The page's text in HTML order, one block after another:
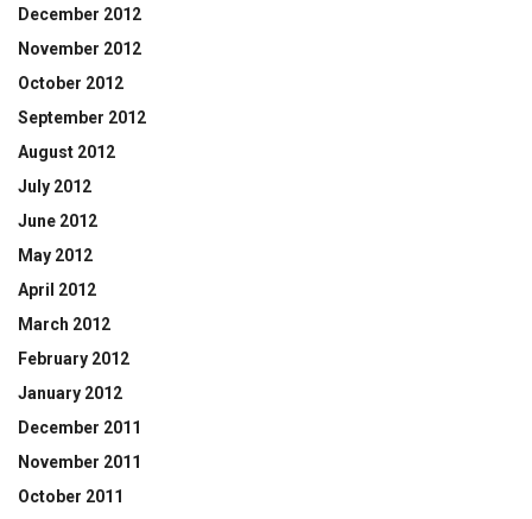
December 2012
November 2012
October 2012
September 2012
August 2012
July 2012
June 2012
May 2012
April 2012
March 2012
February 2012
January 2012
December 2011
November 2011
October 2011